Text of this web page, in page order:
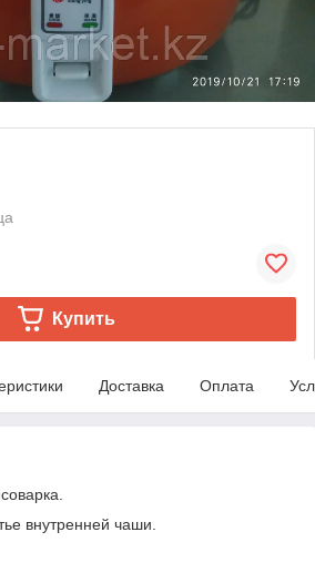
Купить
Доставка Оплата
внутренней чаши.